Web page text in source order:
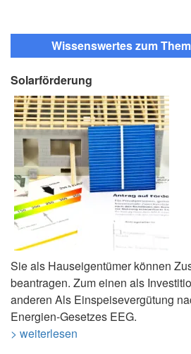
Wissenswertes zum
Solarförderung
Sie als Hauseigentümer können
beantragen. Zum einen als
anderen Als Einspeisevergütung
Energien-Gesetzes EEG.
> weiterlesen